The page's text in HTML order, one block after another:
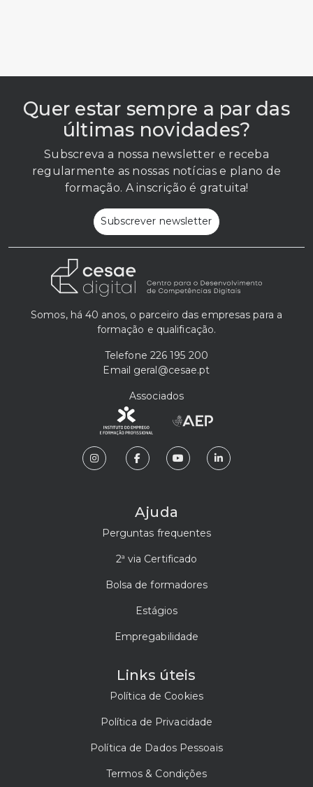
Quer estar sempre a par das
últimas novidades?
Subscreva a nossa newsletter e receba
regularmente as nossas notícias e plano de
formação. A inscrição é gratuita!
Subscrever newsletter
Somos, há 40 anos, o parceiro das empresas para a
formação e qualificação.
Telefone 226 195 200
Email geral@cesae.pt
Associados
Ajuda
Perguntas frequentes
2ª via Certificado
Bolsa de formadores
Estágios
Empregabilidade
Links úteis
Política de Cookies
Política de Privacidade
Política de Dados Pessoais
Termos & Condições